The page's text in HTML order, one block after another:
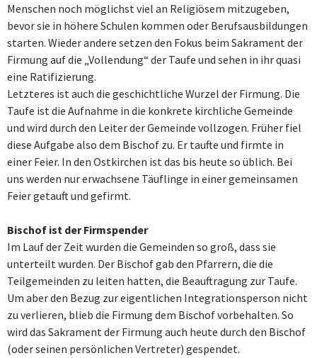
Menschen noch möglichst viel an Religiösem mitzugeben,
bevor sie in höhere Schulen kommen oder Berufsausbildungen
starten. Wieder andere setzen den Fokus beim Sakrament der
Firmung auf die „Vollendung“ der Taufe und sehen in ihr quasi
eine Ratifizierung.
Letzteres ist auch die geschichtliche Wurzel der Firmung. Die
Taufe ist die Aufnahme in die konkrete kirchliche Gemeinde
und wird durch den Leiter der Gemeinde vollzogen. Früher fiel
diese Aufgabe also dem Bischof zu. Er taufte und firmte in
einer Feier. In den Ostkirchen ist das bis heute so üblich. Bei
uns werden nur erwachsene Täuflinge in einer gemeinsamen
Feier getauft und gefirmt.
Bischof ist der Firmspender
Im Lauf der Zeit wurden die Gemeinden so groß, dass sie
unterteilt wurden. Der Bischof gab den Pfarrern, die die
Teilgemeinden zu leiten hatten, die Beauftragung zur Taufe.
Um aber den Bezug zur eigentlichen Integrationsperson nicht
zu verlieren, blieb die Firmung dem Bischof vorbehalten. So
wird das Sakrament der Firmung auch heute durch den Bischof
(oder seinen persönlichen Vertreter) gespendet.